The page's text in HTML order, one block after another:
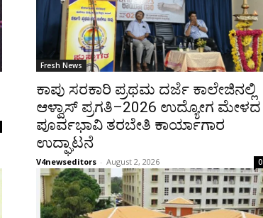
Fresh News
ಕಾಪು ಸರಕಾರಿ ಪ್ರಥಮ ದರ್ಜೆ ಕಾಲೇಜಿನಲ್ಲಿ
ಆಳ್ವಾಸ್ ಪ್ರಗತಿ–2026 ಉದ್ಯೋಗ ಮೇಳದ
ಪೂರ್ವಭಾವಿ ತರಬೇತಿ ಕಾರ್ಯಾಗಾರ
ಉದ್ಘಾಟನೆ
V4newseditors - August 2, 2026 0